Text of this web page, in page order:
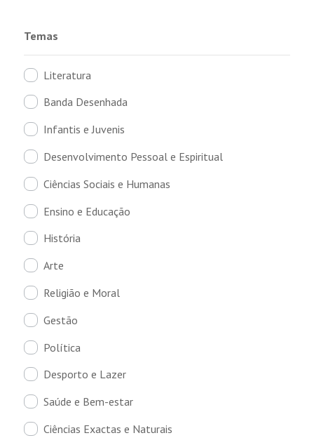
Temas
Literatura
Banda Desenhada
Infantis e Juvenis
Desenvolvimento Pessoal e Espiritual
Ciências Sociais e Humanas
Ensino e Educação
História
Arte
Religião e Moral
Gestão
Política
Desporto e Lazer
Saúde e Bem-estar
Ciências Exactas e Naturais